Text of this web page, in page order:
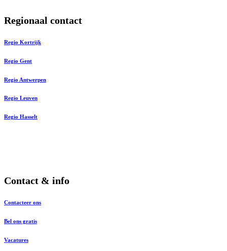
Regionaal contact
Regio Kortrijk
Regio Gent
Regio Antwerpen
Regio Leuven
Regio Hasselt
Contact & info
Contacteer ons
Bel ons gratis
Vacatures